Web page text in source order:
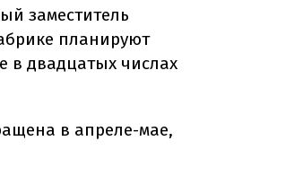
заместитель
планируют
в двадцатых числах
в апреле-мае,